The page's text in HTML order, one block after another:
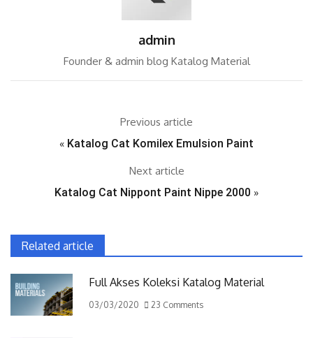
admin
Founder & admin blog Katalog Material
Previous article
« Katalog Cat Komilex Emulsion Paint
Next article
Katalog Cat Nippont Paint Nippe 2000 »
Related article
Full Akses Koleksi Katalog Material
03/03/2020 23 Comments